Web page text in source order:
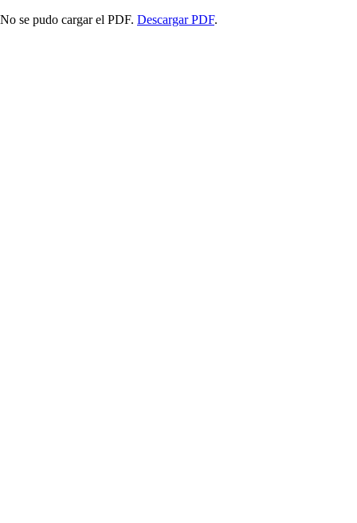
No se pudo cargar el PDF. Descargar PDF.